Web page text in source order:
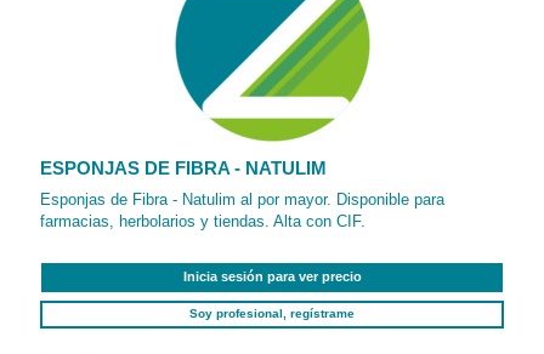
ESPONJAS DE FIBRA - NATULIM
Esponjas de Fibra - Natulim al por mayor. Disponible para
farmacias, herbolarios y tiendas. Alta con CIF.
Inicia sesión para ver precio
Soy profesional, regístrame